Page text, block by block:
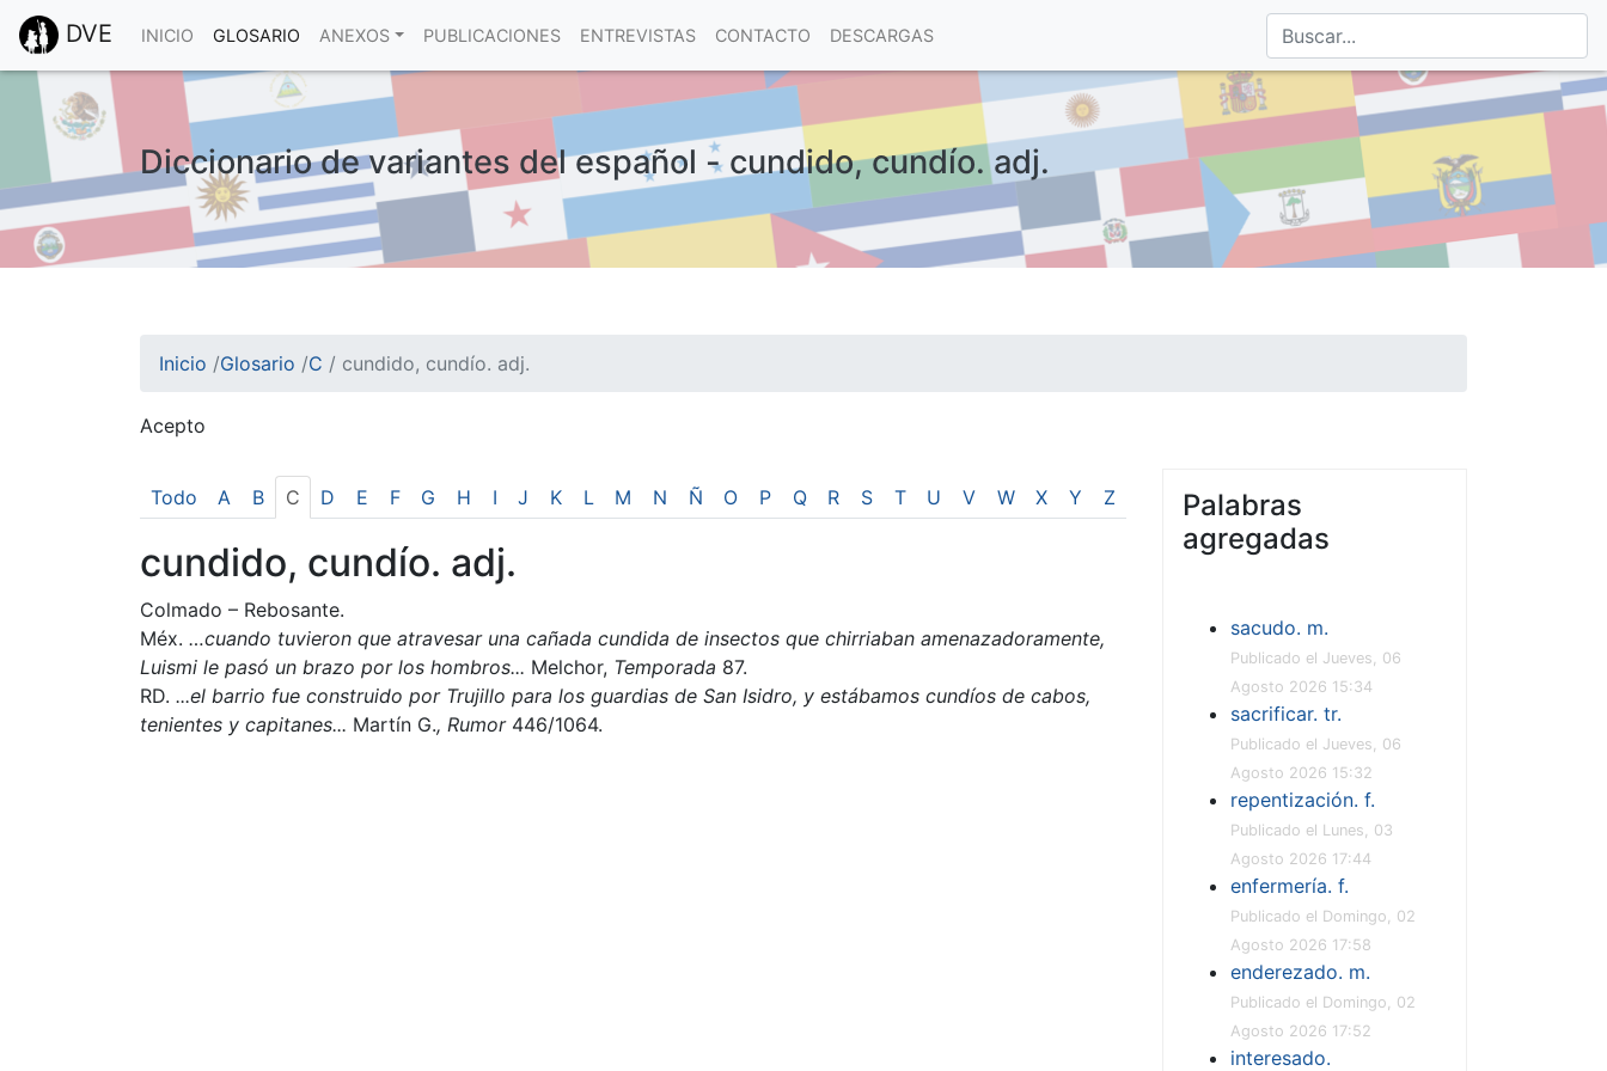
DVE INICIO GLOSARIO ANEXOS PUBLICACIONES ENTREVISTAS CONTACTO DESCARGAS
Diccionario de variantes del español - cundido, cundío. adj.
Inicio /Glosario /C / cundido, cundío. adj.
Acepto
Esto nos ayuda a recolectar estadísticas de las visitas.
Todo A B C D E F G H I J K L M N Ñ O P Q R S T U V W X Y Z
cundido, cundío. adj.
Colmado – Rebosante.
Méx. …cuando tuvieron que atravesar una cañada cundida de insectos que chirriaban amenazadoramente,
Luismi le pasó un brazo por los hombros... Melchor, Temporada 87.
RD. ...el barrio fue construido por Trujillo para los guardias de San Isidro, y estábamos cundíos de cabos,
tenientes y capitanes... Martín G., Rumor446/1064.
Palabras
agregadas
sacudo. m.
Publicado el Jueves, 06
Agosto 2026 15:34
sacrificar. tr.
Publicado el Jueves, 06
Agosto 2026 15:32
repentización. f.
Publicado el Lunes, 03
Agosto 2026 17:44
enfermería. f.
Publicado el Domingo, 02
Agosto 2026 17:58
enderezado. m.
Publicado el Domingo, 02
Agosto 2026 17:52
interesado.